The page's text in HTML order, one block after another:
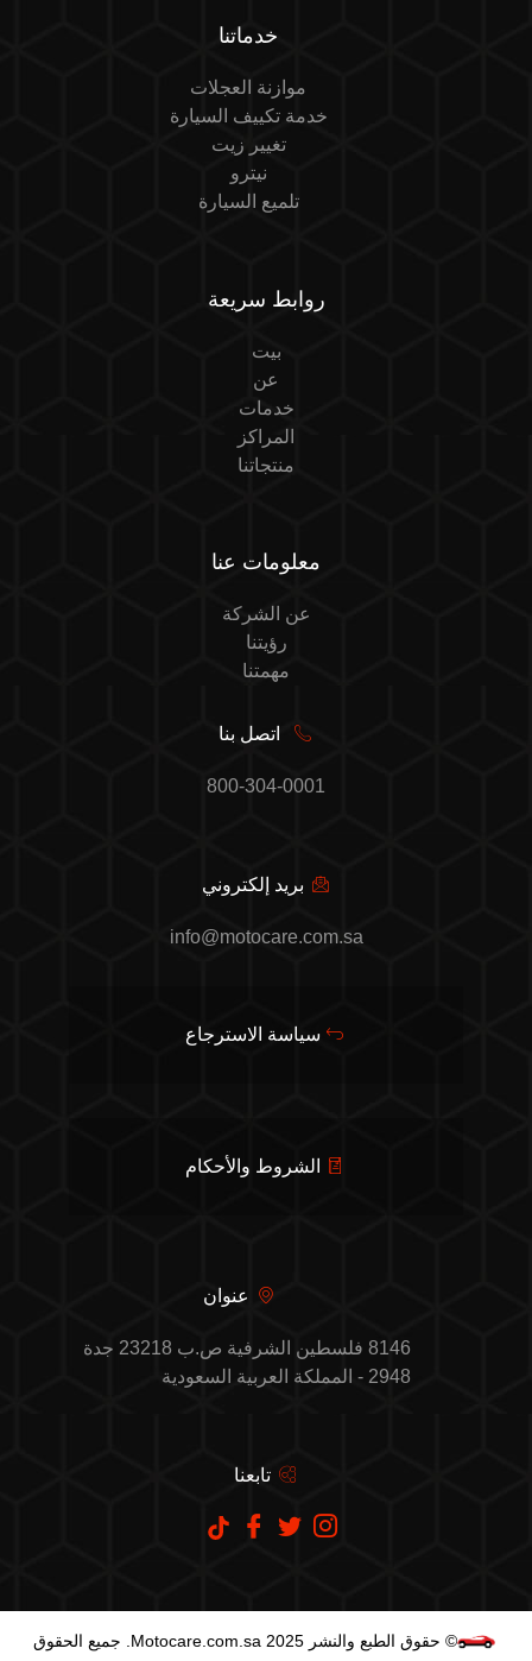
خدماتنا
موازنة العجلات
خدمة تكييف السيارة
تغيير زيت
نيترو
تلميع السيارة
روابط سريعة
بيت
عن
خدمات
المراكز
منتجاتنا
معلومات عنا
عن الشركة
رؤيتنا
مهمتنا
اتصل بنا
800-304-0001
بريد إلكتروني
info@motocare.com.sa
سياسة الاسترجاع
الشروط والأحكام
عنوان
8146 فلسطين الشرفية ص.ب 23218 جدة
2948 - المملكة العربية السعودية
تابعنا
© حقوق الطبع والنشر Motocare.com.sa 2025. جميع الحقوق